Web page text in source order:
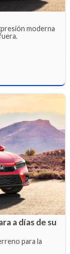
moderna
a días de su
para la